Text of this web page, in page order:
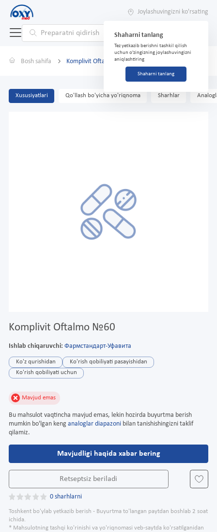
Joylashuvingizni ko'rsating
Shaharni tanlang
Tez yetkazib berishni tashkil qilish
uchun o'zingizning joylashuvingizni
aniqlashtiring
Shaharni tanlang
Bosh sahifa Komplivit Oftalmo №60
Xususiyatlari Qo'llash bo'yicha yo'riqnoma Sharhlar
Komplivit Oftalmo №60
Ishlab chiqaruvchi: Фармстандарт-Уфавита
Ko'z qurishidan
Ko'rish qobiliyati pasayishidan
Ko'rish qobiliyati uchun
Mavjud emas
Bu mahsulot vaqtincha mavjud emas, lekin hozirda buyurtma berish
mumkin bo'lgan keng analoglar diapazoni bilan tanishishingizni taklif
qilamiz.
Mavjudligi haqida xabar bering
Retseptsiz beriladi
0 sharhlarni
Toshkent bo'ylab yetkazib berish - Buyurtma to'langan paytdan boshlab 2 soat
ichida.
* Mahsulotning tashqi ko'rinishi va yo'riqnomasi veb-saytda ko'rsatilganidan